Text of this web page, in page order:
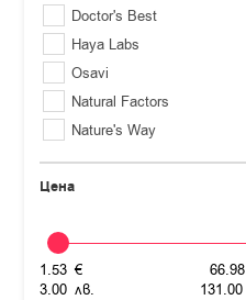
Doctor's Best
Haya Labs
Osavi
Natural Factors
Nature's Way
NaturProdukt
Neocell
Stopdol
Sun Wave Pharma
Цена
1.53 €
3.00 лв.
66.98
131.00